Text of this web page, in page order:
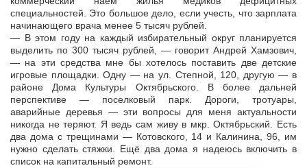
специальностей. Это большое дело, если учесть, что зарплата
начинающего врача менее 5 тысяч рублей.
— В этом году на каждый избирательный округ планируется
выделить по 300 тысяч рублей, — говорит Андрей Хамзович,
— на эти средства мне бы хотелось поставить две детские
игровые площадки. Одну — на ул. Степной, 120, другую — в
районе Дома Культуры Октябрьского. В более дальней
перспективе — поселковый парк. Дороги, тротуары,
аварийные деревья — эти вопросы для меня актуальности
никогда не теряют. Я ведь сам живу в мкр. Октябрьский. Есть
два дома с трещинами — Котовского, 14 и Калинина, 96, им
нужно сделать стяжки. Ещё два дома я надеюсь включить в
список на капитальный ремонт.